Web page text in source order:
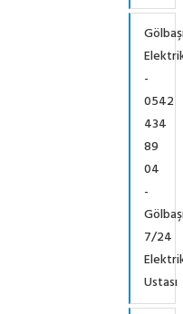
-
0542
434
89
04
-
7/24
Ustası